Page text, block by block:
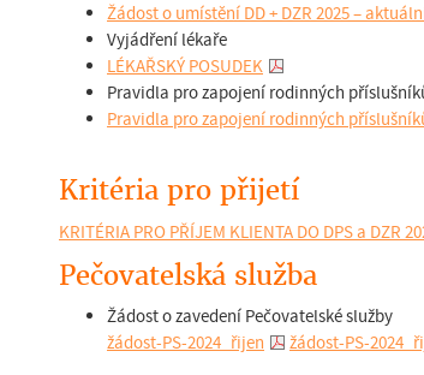
Žádost o umístění DD + DZR 2025 –
Vyjádření lékaře
LÉKAŘSKÝ POSUDEK
Pravidla pro zapojení rodinných
Pravidla pro zapojení rodinných
Kritéria pro přijetí
KRITÉRIA PRO PŘÍJEM KLIENTA DO DPS a DZR
Pečovatelská služba
Žádost o zavedení Pečovatelské služby
žádost-PS-2024_řijen
žádost-PS-